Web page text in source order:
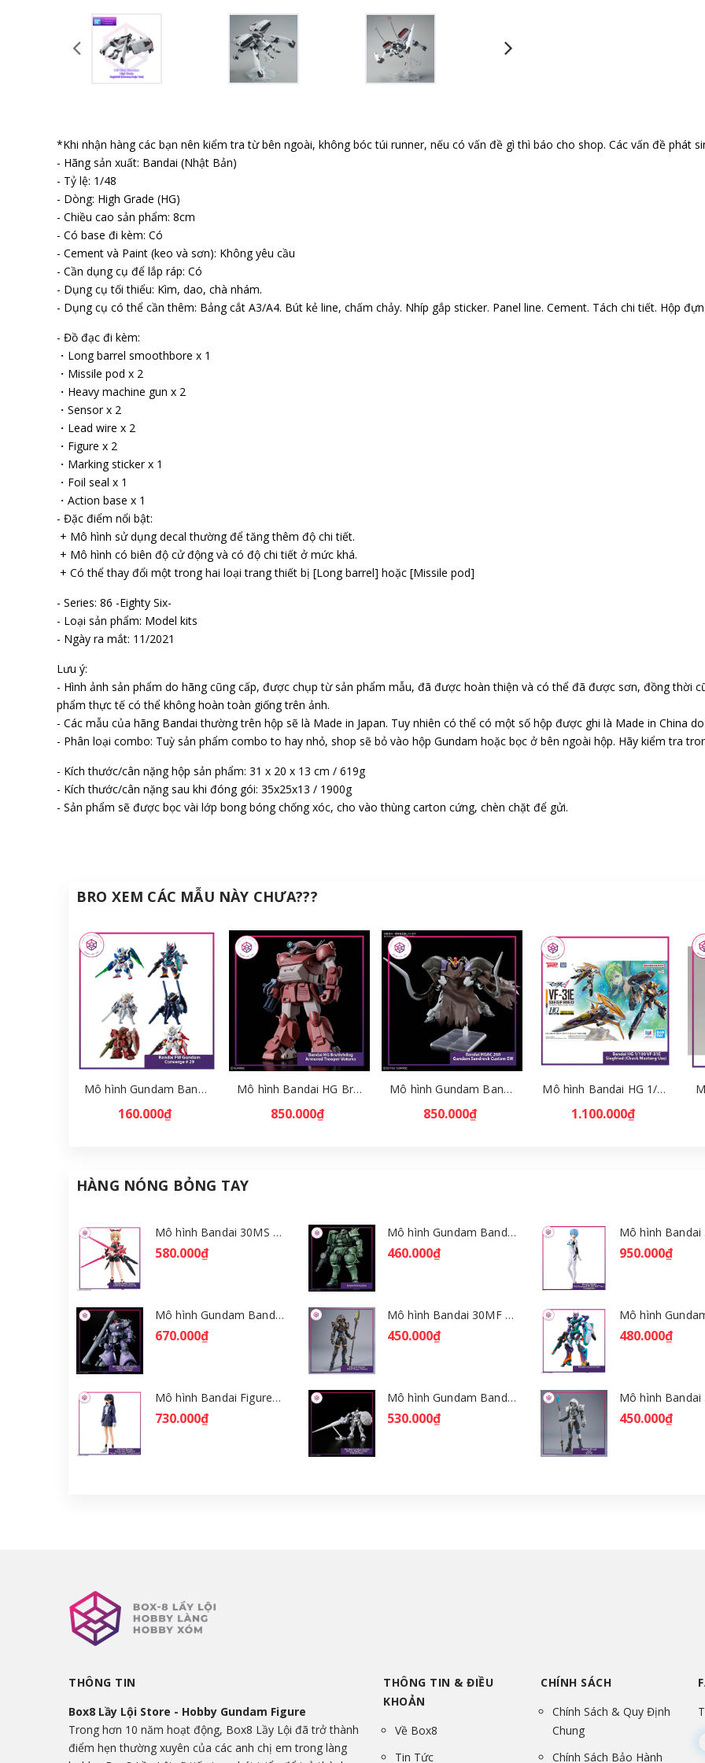
*Khi nhận hàng các bạn nên kiểm tra từ bên ngoài, không bóc túi runner, nếu có vấn đề gì thì báo cho shop. Các vấn đề phát
- Hãng sản xuất: Bandai (Nhật Bản)
- Tỷ lệ: 1/48
- Dòng: High Grade (HG)
- Chiều cao sản phẩm: 8cm
- Có base đi kèm: Có
- Cement và Paint (keo và sơn): Không yêu cầu
- Cần dụng cụ để lắp ráp: Có
- Dụng cụ tối thiểu: Kìm, dao, chà nhám.
- Dụng cụ có thể cần thêm: Bảng cắt A3/A4. Bút kẻ line, chấm chảy. Nhíp gắp sticker. Panel line. Cement. Tách chi tiết. Hộp
- Đồ đạc đi kèm:
・Long barrel smoothbore x 1
・Missile pod x 2
・Heavy machine gun x 2
・Sensor x 2
・Lead wire x 2
・Figure x 2
・Marking sticker x 1
・Foil seal x 1
・Action base x 1
- Đặc điểm nổi bật:
+ Mô hình sử dụng decal thường để tăng thêm độ chi tiết.
+ Mô hình có biên độ cử động và có độ chi tiết ở mức khá.
+ Có thể thay đổi một trong hai loại trang thiết bị [Long barrel] hoặc [Missile pod]
- Series: 86 -Eighty Six-
- Loại sản phẩm: Model kits
- Ngày ra mắt: 11/2021
Lưu ý:
- Hình ảnh sản phẩm do hãng cũng cấp, được chụp từ sản phẩm mẫu, đã được hoàn thiện và có thể đã được sơn, đồng thời
phẩm thực tế có thể không hoàn toàn giống trên ảnh.
- Các mẫu của hãng Bandai thường trên hộp sẽ là Made in Japan. Tuy nhiên có thể có một số hộp được ghi là Made in China
- Phân loại combo: Tuỳ sản phẩm combo to hay nhỏ, shop sẽ bỏ vào hộp Gundam hoặc bọc ở bên ngoài hộp. Hãy kiểm tra
- Kích thước/cân nặng hộp sản phẩm: 31 x 20 x 13 cm / 619g
- Kích thước/cân nặng sau khi đóng gói: 35x25x13 / 1900g
- Sản phẩm sẽ được bọc vài lớp bong bóng chống xóc, cho vào thùng carton cứng, chèn chặt để gửi.
BRO XEM CÁC MẪU NÀY CHƯA???
Mô hình Gundam Bandai FW Gundam Converge # 29 Full Set [GDB] [FCH]
160.000₫
Mô hình Bandai HG Brutishdog - Armored Trooper Votoms [GDB] [BHG]
850.000₫
Mô hình Gundam Bandai HGAC 268 Gundam Sandrock Custom EW [GDB] [BHG]
850.000₫
Mô hình Bandai HG 1/100 VF-31E Siegfried (Chuck Mustang Use) [GDB] [BHG]
1.100.000₫
HÀNG NÓNG BỎNG TAY
Mô hình Bandai 30MS Tiasha (Dahlia Wear) [Color B] [GDB] [30MS]
580.000₫
Mô hình Gundam Bandai HGGQ Zaku 1/144 – MSG GQuuuuuuX [GDB] [BHG]
460.000₫ 950.000₫
Mô hình Gundam Bandai HGGQ Rick Dom (Gaia / Ortega) 1/144 [GDB] [BHG]
670.000₫
Mô hình Bandai 30MF Rosan Wizard [GDB] [30MF]
450.000₫ 480.000₫
Mô hình Bandai Figure-rise Standard Nyaan - Gundam GQuuuuuuX [GDB] [FRS]
730.000₫
Mô hình Gundam Bandai HGGQ Xavier's Gyan Hakuji-Packs 1/144 [GDB] [BHG]
530.000₫ 450.000₫
THÔNG TIN
Box8 Lầy Lội Store - Hobby Gundam Figure
Trong hơn 10 năm hoạt động, Box8 Lầy Lội đã trở thành
điểm hẹn thường xuyên của các anh chị em trong làng
THÔNG TIN & ĐIỀU
KHOẢN
Về Box8
Tin Tức
CHÍNH SÁCH
Chính Sách & Quy Định
Chung
Chính Sách Bảo Hành